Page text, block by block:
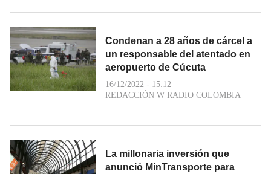
Condenan a 28 años de cárcel a
un responsable del atentado en
aeropuerto de Cúcuta
16/12/2022 - 15:12
REDACCIÓN W RADIO COLOMBIA
La millonaria inversión que
anunció MinTransporte para